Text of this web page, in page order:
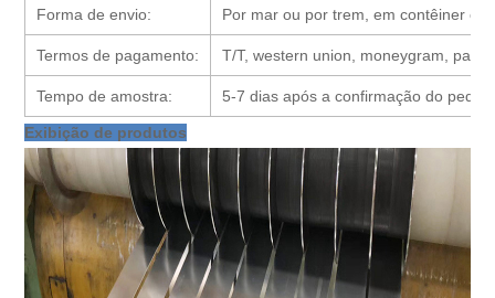
Forma de envio: Por mar ou por trem, em contêiner
Termos de pagamento: T/T, western union, moneygram,
Tempo de amostra: 5-7 dias após a confirmação do pedido
Exibição de produtos